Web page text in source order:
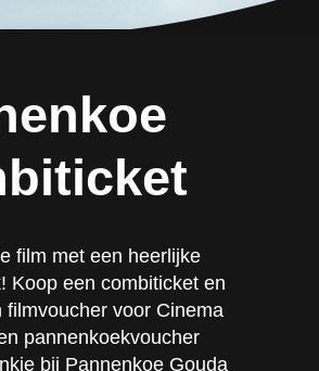
film met een heerlijke
Koop een combiticket en
filmvoucher voor Cinema
pannenkoekvoucher
bij Pannenkoe Gouda